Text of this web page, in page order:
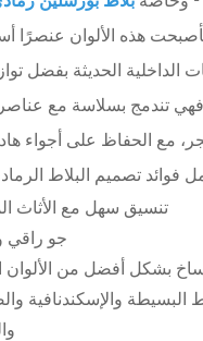
أصبحت هذه الألوان عنصرًا
الداخلية الحديثة بفضل
فهي تندمج بسلاسة مع
تنسيق سهل مع الأثاث
جو راقي
بشكل أفضل من الألوان
البسيطة والإسكندنافية